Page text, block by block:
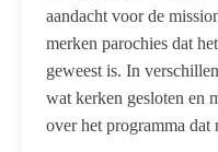
aandacht voor de
merken parochies dat
geweest is. In
wat kerken gesloten en
over het programma dat